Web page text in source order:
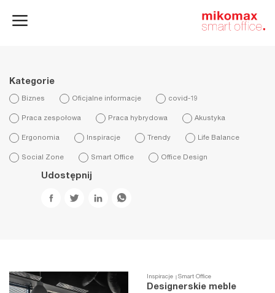
Kategorie
Biznes Oficjalne informacje covid-19
Praca zespołowa Praca hybrydowa Akustyka
Ergonomia Inspiracje Trendy Life Balance
Social Zone Smart Office Office Design
Udostępnij
Inspiracje Smart Office
Designerskie meble